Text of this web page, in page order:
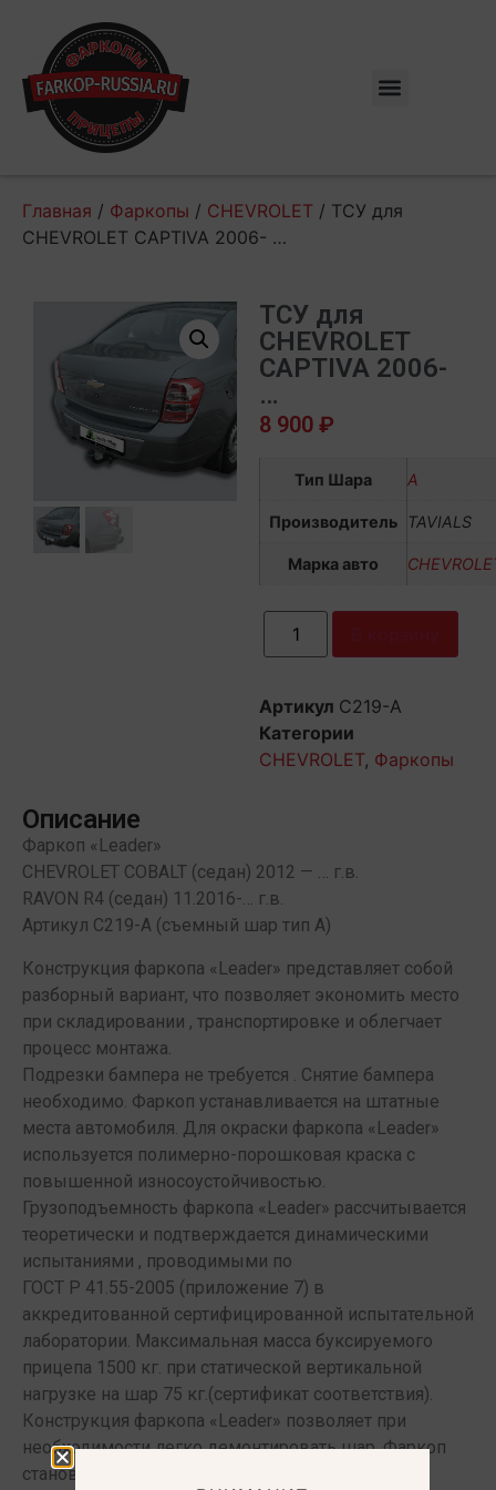
Главная / Фаркопы / CHEVROLET / ТСУ для
CHEVROLET CAPTIVA 2006- …
ТСУ для
CHEVROLET
CAPTIVA 2006-
…
8 900 ₽
Тип Шара А
Производитель TAVIALS
Марка авто
Артикул C219-A
Категории
CHEVROLET, Фаркопы
Описание
Фаркоп «Leader»
CHEVROLET COBALT (седан) 2012 — … г.в.
RAVON R4 (седан) 11.2016-… г.в.
Артикул C219-А (съемный шар тип А)
Конструкция фаркопа «Leader» представляет собой
разборный вариант, что позволяет экономить место
при складировании , транспортировке и облегчает
процесс монтажа.
Подрезки бампера не требуется . Снятие бампера
необходимо. Фаркоп устанавливается на штатные
места автомобиля. Для окраски фаркопа «Leader»
используется полимерно-порошковая краска с
повышенной износоустойчивостью.
Грузоподъемность фаркопа «Leader» рассчитывается
теоретически и подтверждается динамическими
испытаниями , проводимыми по
ГОСТ Р 41.55-2005 (приложение 7) в
аккредитованной сертифицированной испытательной
лаборатории. Максимальная масса буксируемого
прицепа 1500 кг. при статической вертикальной
нагрузке на шар 75 кг.(сертификат соответствия).
Конструкция фаркопа «Leader» позволяет при
необходимости легко демонтировать шар. Фаркоп
становится незаметным и позволяет сохранить